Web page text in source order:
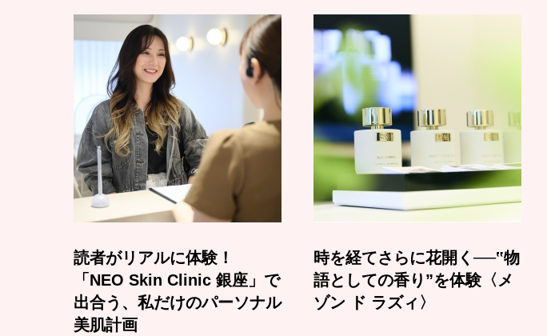
読者がリアルに体験！
「NEO Skin Clinic 銀座」で
出合う、私だけのパーソナル
美肌計画
時を経てさらに花開く──‟物
語としての香り”を体験〈メ
ゾン ド ラズィ〉